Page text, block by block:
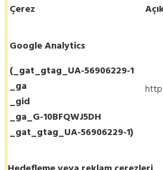
Çerez
Google Analytics
(_gat_gtag_UA-56906229-1
_ga
_gid
_ga_G-10BFQWJ5DH
_gat_gtag_UA-56906229-1)